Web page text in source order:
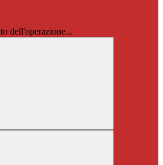
dell'operazione...